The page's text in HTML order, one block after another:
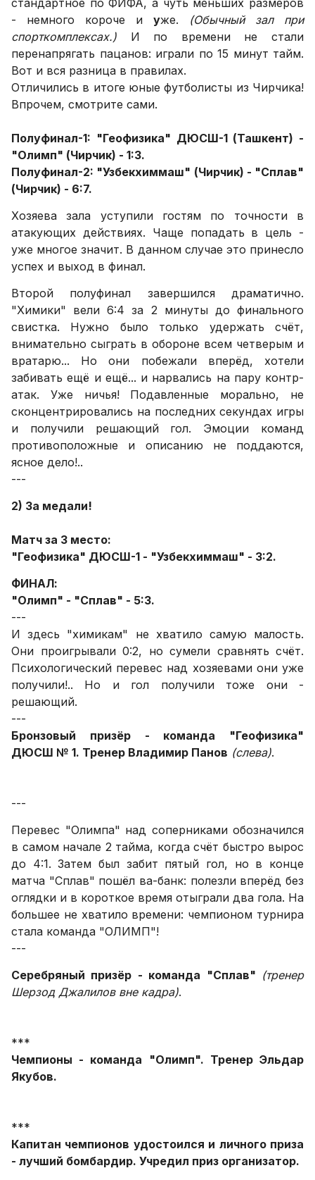
- немного короче и уже. (Обычный зал при
спорткомплексах.) И по времени не стали
перенапрягать пацанов: играли по 15 минут тайм.
Вот и вся разница в правилах.
Отличились в итоге юные футболисты из Чирчика!
Впрочем, смотрите сами.
Полуфинал-1: "Геофизика" ДЮСШ-1 (Ташкент) -
"Олимп" (Чирчик) - 1:3.
Полуфинал-2: "Узбекхиммаш" (Чирчик) - "Сплав"
(Чирчик) - 6:7.
Хозяева зала уступили гостям по точности в
атакующих действиях. Чаще попадать в цель -
уже многое значит. В данном случае это принесло
успех и выход в финал.
Второй полуфинал завершился драматично.
"Химики" вели 6:4 за 2 минуты до финального
свистка. Нужно было только удержать счёт,
внимательно сыграть в обороне всем четверым и
вратарю... Но они побежали вперёд, хотели
забивать ещё и ещё... и нарвались на пару контр-
атак. Уже ничья! Подавленные морально, не
сконцентрировались на последних секундах игры
и получили решающий гол. Эмоции команд
противоположные и описанию не поддаются,
ясное дело!..
---
2) За медали!
Матч за 3 место:
"Геофизика" ДЮСШ-1 - "Узбекхиммаш" - 3:2.
ФИНАЛ:
"Олимп" - "Сплав" - 5:3.
---
И здесь "химикам" не хватило самую малость.
Они проигрывали 0:2, но сумели сравнять счёт.
Психологический перевес над хозяевами они уже
получили!.. Но и гол получили тоже они -
решающий.
---
Бронзовый призёр - команда "Геофизика"
ДЮСШ № 1. Тренер Владимир Панов (слева).
---
Перевес "Олимпа" над соперниками обозначился
в самом начале 2 тайма, когда счёт быстро вырос
до 4:1. Затем был забит пятый гол, но в конце
матча "Сплав" пошёл ва-банк: полезли вперёд без
оглядки и в короткое время отыграли два гола. На
большее не хватило времени: чемпионом турнира
стала команда "ОЛИМП"!
---
Серебряный призёр - команда "Сплав" (тренер
Шерзод Джалилов вне кадра).
***
Чемпионы - команда "Олимп". Тренер Эльдар
Якубов.
***
Капитан чемпионов удостоился и личного приза
- лучший бомбардир. Учредил приз организатор.